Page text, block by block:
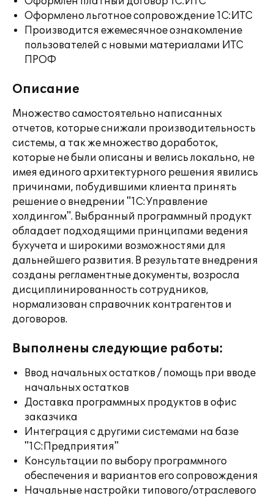
Оформлено льготное сопровождение 1С:ИТС
Производится ежемесячное ознакомление
пользователей с новыми материалами ИТС
ПРОФ
Описание
Множество самостоятельно написанных
отчетов, которые снижали производительность
системы, а так же множество доработок,
которые не были описаны и велись локально, не
имея единого архитектурного решения явились
причинами, побудившими клиента принять
решение о внедрении "1С:Управление
холдингом". Выбранный программный продукт
обладает подходящими принципами ведения
бухучета и широкими возможностями для
дальнейшего развития. В результате внедрения
созданы регламентные документы, возросла
дисциплинированность сотрудников,
нормализован справочник контрагентов и
договоров.
Выполнены следующие работы:
Ввод начальных остатков / помощь при вводе
начальных остатков
Доставка программных продуктов в офис
заказчика
Интеграция с другими системами на базе
"1С:Предприятия"
Консультации по выбору программного
обеспечения и вариантов его сопровождения
Начальные настройки типового/отраслевого